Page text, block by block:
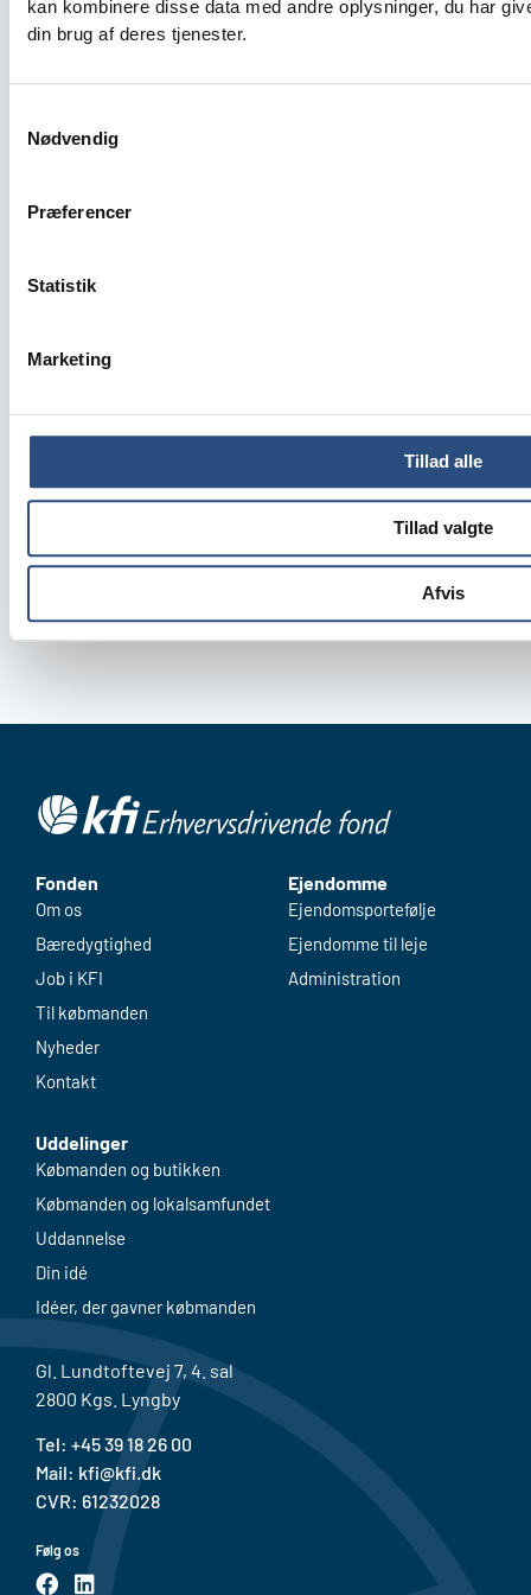
kan kombinere disse data med andre oplysninger, du har
din brug af deres tjenester.
Nødvendig
Præferencer
Statistik
Marketing
Tillad alle
Tillad valgte
Afvis
Erhverv
Lone Vest Gammeljord
Mobil: 50 90 81 18
Gl. Lundtoftevej 7, 4. sal
2800 Kgs. Lyngby
Tel: +45 39 18 26 00
Mail: kfi@kfi.dk
CVR: 61232028
Følg os
F
L
Fonden
Om os
Bæredygtighed
Job i KFI
Til købmanden
Nyheder
Kontakt
Uddelinger
Købmanden og butikken
Købmanden og lokalsamfundet
Uddannelse
Din idé
Idéer, der gavner købmanden
Ejendomme
Ejendomsportefølje
Ejendomme til leje
Administration